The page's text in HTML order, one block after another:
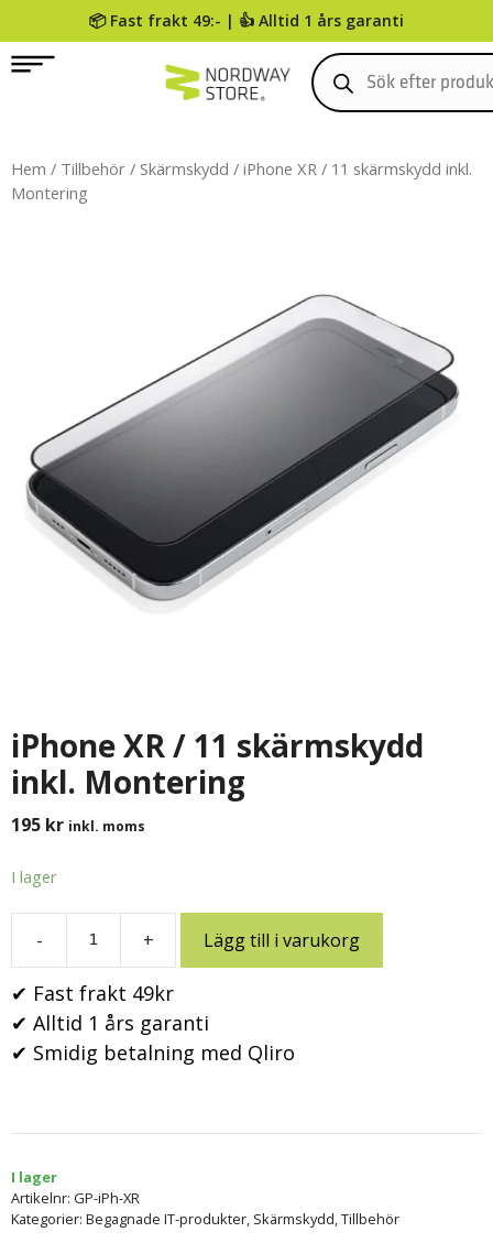
📦 Fast frakt 49:- | 👍 Alltid 1 års garanti
0
Hem / Tillbehör / Skärmskydd / iPhone XR / 11 skärmskydd inkl.
Montering
iPhone XR / 11 skärmskydd
inkl. Montering
195 kr inkl. moms
I lager
- + Lägg till i varukorg
✔ Fast frakt 49kr
✔ Alltid 1 års garanti
✔ Smidig betalning med Qliro
I lager
Artikelnr: GP-iPh-XR
Kategorier: Begagnade IT-produkter, Skärmskydd,Tillbehör